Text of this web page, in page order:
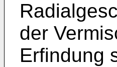
der
Erfindung